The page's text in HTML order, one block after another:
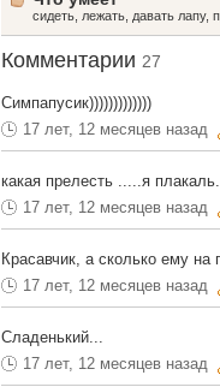
сидеть, лежать, давать лапу,
Комментарии27
Симпапусик)))))))))))))
17 лет, 12 месяцев назад
какая прелесть .....я
17 лет, 12 месяцев назад
Красавчик, а сколько ему на
17 лет, 12 месяцев назад
Сладенький...
17 лет, 12 месяцев назад